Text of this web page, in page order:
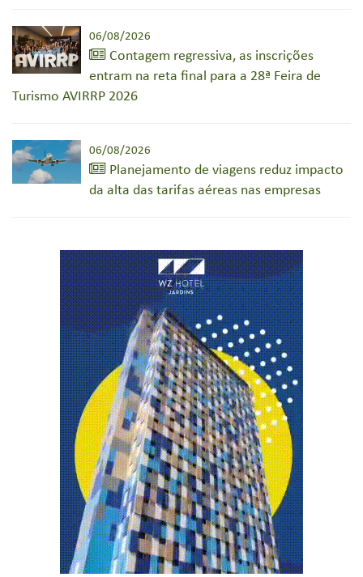
06/08/2026
Contagem regressiva, as inscrições
entram na reta final para a 28ª Feira de
Turismo AVIRRP 2026
06/08/2026
Planejamento de viagens reduz impacto
da alta das tarifas aéreas nas empresas